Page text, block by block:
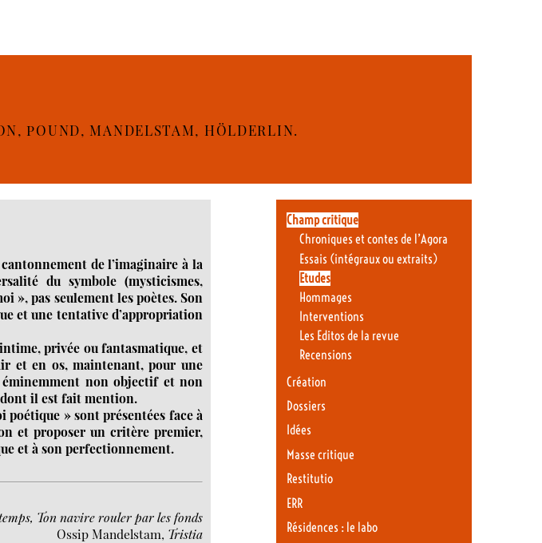
POUND, MANDELSTAM, HÖLDERLIN.
de l’imaginaire à la
du symbole (mysticismes,
», pas seulement les poètes. Son
et une tentative d’appropriation
privée ou fantasmatique, et
et en os, maintenant, pour une
éminemment non objectif et non
il est fait mention.
» sont présentées face à
et proposer un critère premier,
et à son perfectionnement.
Ton navire rouler par les fonds
Ossip Mandelstam, Tristia
Champ critique
Chroniques et contes de l’Agora
Essais (intégraux ou extraits)
Etudes
Hommages
Interventions
Les Editos de la revue
Recensions
Création
Dossiers
Idées
Masse critique
Restitutio
ERR
Résidences : le labo